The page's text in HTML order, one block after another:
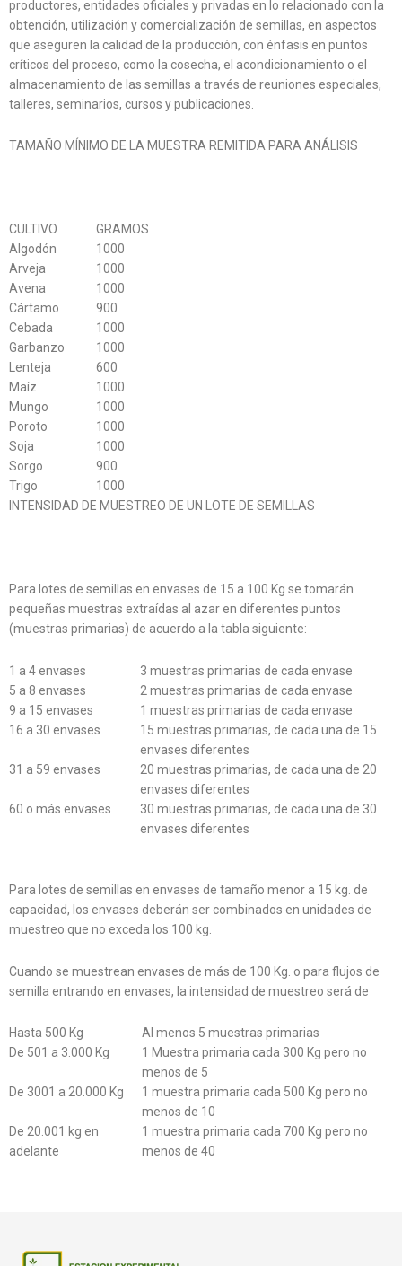
productores, entidades oficiales y privadas en lo relacionado con la
obtención, utilización y comercialización de semillas, en aspectos
que aseguren la calidad de la producción, con énfasis en puntos
críticos del proceso, como la cosecha, el acondicionamiento o el
almacenamiento de las semillas a través de reuniones especiales,
talleres, seminarios, cursos y publicaciones.
TAMAÑO MÍNIMO DE LA MUESTRA REMITIDA PARA ANÁLISIS
CULTIVO
GRAMOS
Algodón
1000
Arveja
1000
Avena
1000
Cártamo
900
Cebada
1000
Garbanzo
1000
Lenteja
600
Maíz
1000
Mungo
1000
Poroto
1000
Soja
1000
Sorgo
900
Trigo
1000
INTENSIDAD DE MUESTREO DE UN LOTE DE SEMILLAS
Para lotes de semillas en envases de 15 a 100 Kg se tomarán
pequeñas muestras extraídas al azar en diferentes puntos
(muestras primarias) de acuerdo a la tabla siguiente:
1 a 4 envases
3 muestras primarias de cada envase
5 a 8 envases
2 muestras primarias de cada envase
9 a 15 envases
1 muestras primarias de cada envase
16 a 30 envases
15 muestras primarias, de cada una de 15
envases diferentes
31 a 59 envases
20 muestras primarias, de cada una de 20
envases diferentes
60 o más envases
30 muestras primarias, de cada una de 30
envases diferentes
Para lotes de semillas en envases de tamaño menor a 15 kg. de
capacidad, los envases deberán ser combinados en unidades de
muestreo que no exceda los 100 kg.
Cuando se muestrean envases de más de 100 Kg. o para flujos de
semilla entrando en envases, la intensidad de muestreo será de
Hasta 500 Kg
Al menos 5 muestras primarias
De 501 a 3.000 Kg
1 Muestra primaria cada 300 Kg pero no
menos de 5
De 3001 a 20.000 Kg
1 muestra primaria cada 500 Kg pero no
menos de 10
De 20.001 kg en
adelante
1 muestra primaria cada 700 Kg pero no
menos de 40